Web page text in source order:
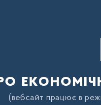
(вебсайт працює в